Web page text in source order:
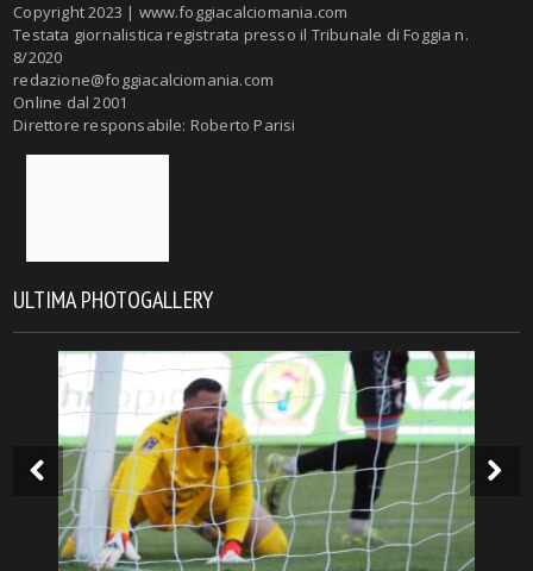
Copyright 2023 | www.foggiacalciomania.com
Testata giornalistica registrata presso il Tribunale di Foggia n.
8/2020
redazione@foggiacalciomania.com
Online dal 2001
Direttore responsabile: Roberto Parisi
ULTIMA PHOTOGALLERY